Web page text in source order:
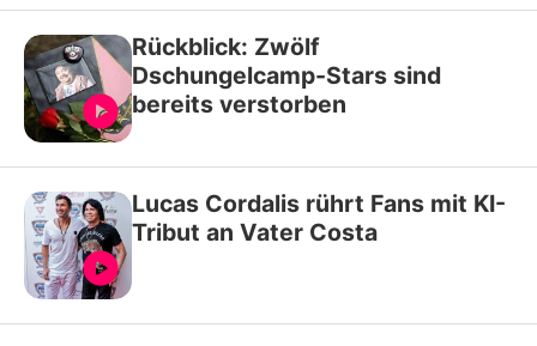
Rückblick: Zwölf
Dschungelcamp-Stars sind
bereits verstorben
Lucas Cordalis rührt Fans mit KI-
Tribut an Vater Costa